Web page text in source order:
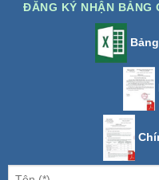
ĐĂNG KÝ NHẬN